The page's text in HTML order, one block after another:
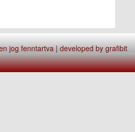
jog fenntartva | developed bygrafibit